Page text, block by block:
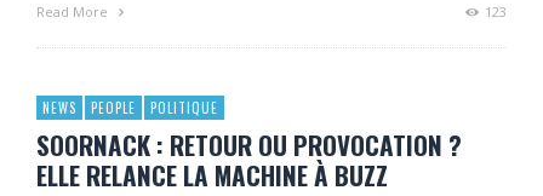
Read More 123
NEWS PEOPLE POLITIQUE
SOORNACK : RETOUR OU PROVOCATION ?
ELLE RELANCE LA MACHINE À BUZZ